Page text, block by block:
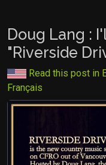
Doug Lang :
"Riverside
Read this post in
Français